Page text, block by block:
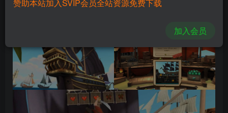
赞助本站加入SVIP会员全站资源免费下载
加入会员